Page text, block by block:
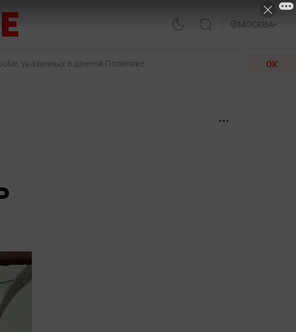
МОСКВА
указанных в данной Политике. ОК